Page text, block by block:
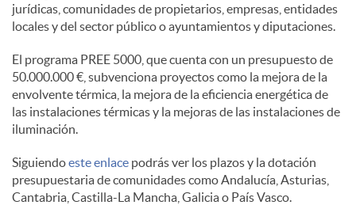
c
i
a
l
jurídicas, comunidades de propietarios, empresas, entidades
locales y del sector público o ayuntamientos y diputaciones.
El programa PREE 5000, que cuenta con un presupuesto de
50.000.000 €, subvenciona proyectos como la mejora de la
envolvente térmica, la mejora de la eficiencia energética de
las instalaciones térmicas y la mejoras de las instalaciones de
iluminación.
Siguiendoeste enlace podrás ver los plazos y la dotación
presupuestaria de comunidades como Andalucía, Asturias,
Cantabria, Castilla-La Mancha, Galicia o País Vasco.